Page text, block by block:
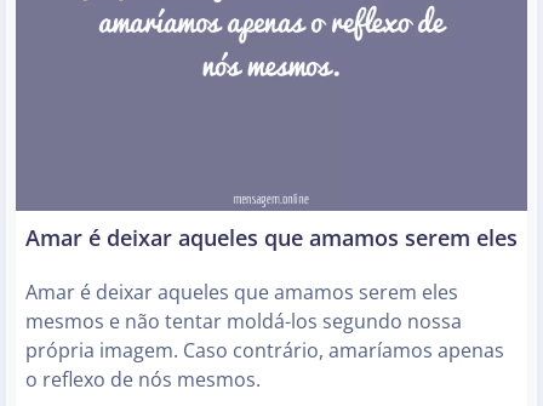
Amar é deixar aqueles que amamos serem eles
Amar é deixar aqueles que amamos serem eles
mesmos e não tentar moldá-los segundo nossa
própria imagem. Caso contrário, amaríamos apenas
o reflexo de nós mesmos.